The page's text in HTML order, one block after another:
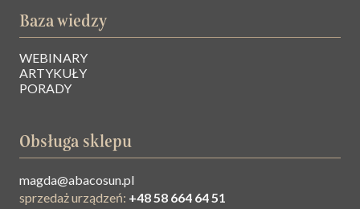
Baza wiedzy
WEBINARY
ARTYKUŁY
PORADY
Obsługa sklepu
magda@abacosun.pl
sprzedaż urządzeń: +48 58 664 64 51